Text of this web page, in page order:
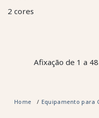
2 cores
Afixação de 1 a
Home Equipamento para